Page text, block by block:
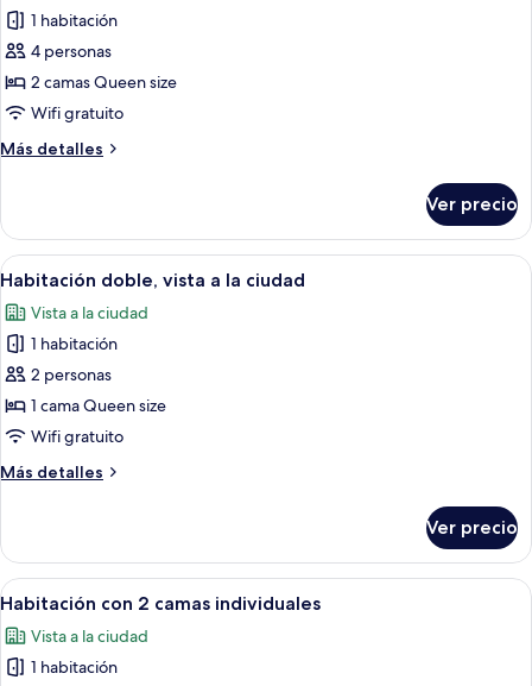
fotos
de
Suite,
vista
océano
1 habitación
4 personas
2 camas Queen size
Wifi gratuito
Más detalles
Más
vista
al
océano
Ver precio
Abrir
todas
las
fotos
de
Habitación
doble,
a
4
Habitación doble, vista a la ciudad
Vista a la ciudad
1 habitación
2 personas
1 cama Queen size
Wifi gratuito
Más detalles
Más
doble,
vista
a
ciudad
Ver precio
Abrir
todas
las
fotos
Habitación de hotel pequeña con
4
Habitación con 2 camas individuales
Vista a la ciudad
1 habitación